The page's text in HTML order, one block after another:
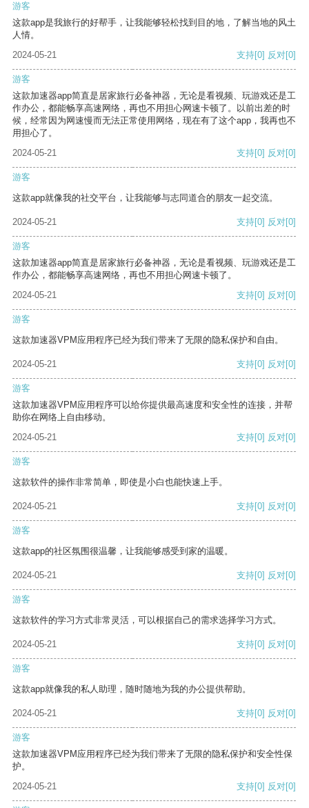
游客
这款app是我旅行的好帮手，让我能够轻松找到目的地，了解当地的风土
人情。
2024-05-21
支持[0] 反对[0]
游客
这款加速器app简直是居家旅行必备神器，无论是看视频、玩游戏还是工
作办公，都能畅享高速网络，再也不用担心网速卡顿了。以前出差的时
候，经常因为网速慢而无法正常使用网络，现在有了这个app，我再也不
用担心了。
2024-05-21
支持[0] 反对[0]
游客
这款app就像我的社交平台，让我能够与志同道合的朋友一起交流。
2024-05-21 支持[0] 反对[0]
游客
这款加速器app简直是居家旅行必备神器，无论是看视频、玩游戏还是工
作办公，都能畅享高速网络，再也不用担心网速卡顿了。
2024-05-21
支持[0] 反对[0]
游客
这款加速器VPM应用程序已经为我们带来了无限的隐私保护和自由。
2024-05-21 支持[0] 反对[0]
游客
这款加速器VPM应用程序可以给你提供最高速度和安全性的连接，并帮
助你在网络上自由移动。
2024-05-21
支持[0] 反对[0]
游客
这款软件的操作非常简单，即使是小白也能快速上手。
2024-05-21 支持[0] 反对[0]
游客
这款app的社区氛围很温馨，让我能够感受到家的温暖。
2024-05-21 支持[0] 反对[0]
游客
这款软件的学习方式非常灵活，可以根据自己的需求选择学习方式。
2024-05-21 支持[0] 反对[0]
游客
这款app就像我的私人助理，随时随地为我的办公提供帮助。
2024-05-21 支持[0] 反对[0]
游客
这款加速器VPM应用程序已经为我们带来了无限的隐私保护和安全性保
护。
2024-05-21
支持[0] 反对[0]